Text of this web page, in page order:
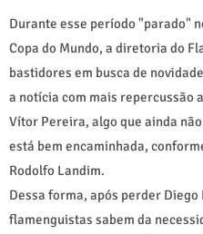
Durante esse período "parado"
Copa do Mundo, a diretoria do
bastidores em busca de
a notícia com mais repercussão
Vítor Pereira, algo que ainda
está bem encaminhada,
Rodolfo Landim.
Dessa forma, após perder
flamenguistas sabem da